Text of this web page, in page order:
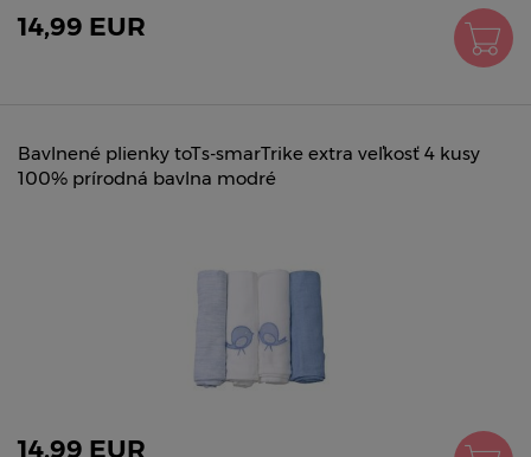
14,99 EUR
Bavlnené plienky toTs-smarTrike extra veľkosť 4 kusy
100% prírodná bavlna modré
14,99 EUR